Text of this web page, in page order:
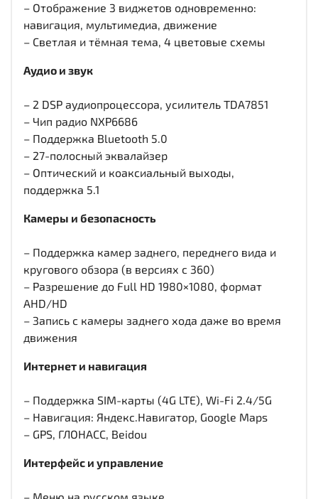
– Отображение 3 виджетов одновременно:
навигация, мультимедиа, движение
– Светлая и тёмная тема, 4 цветовые схемы
Аудио и звук
– 2 DSP аудиопроцессора, усилитель TDA7851
– Чип радио NXP6686
– Поддержка Bluetooth 5.0
– 27-полосный эквалайзер
– Оптический и коаксиальный выходы,
поддержка 5.1
Камеры и безопасность
– Поддержка камер заднего, переднего вида и
кругового обзора (в версиях с 360)
– Разрешение до Full HD 1980×1080, формат
AHD/HD
– Запись с камеры заднего хода даже во время
движения
Интернет и навигация
– Поддержка SIM-карты (4G LTE), Wi-Fi 2.4/5G
– Навигация: Яндекс.Навигатор, Google Maps
– GPS, ГЛОНАСС, Beidou
Интерфейс и управление